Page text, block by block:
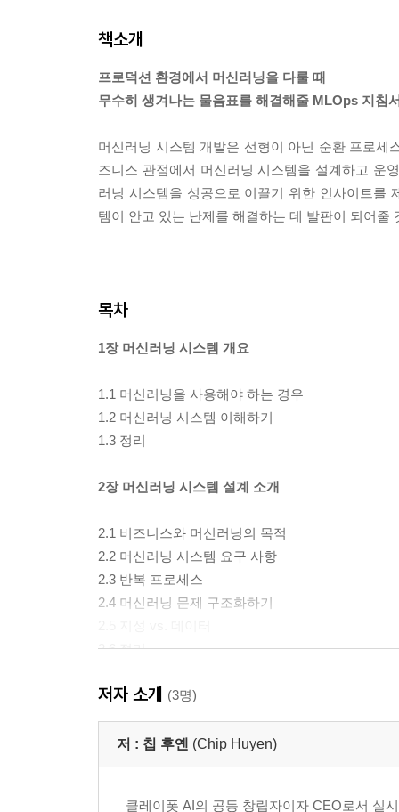
책소개
프로덕션 환경에서 머신러닝을 다룰 때
무수히 생겨나는 물음표를 해결해줄 MLOps 지침
머신러닝 시스템 개발은 선형이 아닌 순환 프로
즈니스 관점에서 머신러닝 시스템을 설계하고 운
러닝 시스템을 성공으로 이끌기 위한 인사이트를
템이 안고 있는 난제를 해결하는 데 발판이 되어줄
목차
1장 머신러닝 시스템 개요
1.1 머신러닝을 사용해야 하는 경우
1.2 머신러닝 시스템 이해하기
1.3 정리
2장 머신러닝 시스템 설계 소개
2.1 비즈니스와 머신러닝의 목적
2.2 머신러닝 시스템 요구 사항
2.3 반복 프로세스
2.4 머신러닝 문제 구조화하기
2.6 정리
3장 데이터 엔지니어링 기초
3.1 데이터 소스
저자 소개 (3명)
저 : 칩 후옌 (Chip Huyen)
클레이폿 AI의 공동 창립자이자 CEO로서 실